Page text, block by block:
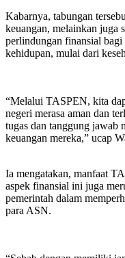
Kabarnya, tabungan
keuangan, melainkan juga
perlindungan finansial
kehidupan, mulai dari
“Melalui TASPEN, kita
negeri merasa aman dan
tugas dan tanggung jawab
keuangan mereka,” ucap
Ia mengatakan, manfaat
aspek finansial ini juga
pemerintah dalam
para ASN.